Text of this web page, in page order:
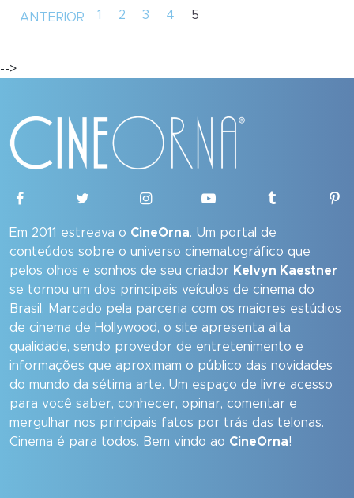
ANTERIOR 1 2 3 4 5
-->
Em 2011 estreava o CineOrna. Um portal de
conteúdos sobre o universo cinematográfico que
pelos olhos e sonhos de seu criador Kelvyn Kaestner
se tornou um dos principais veículos de cinema do
Brasil. Marcado pela parceria com os maiores estúdios
de cinema de Hollywood, o site apresenta alta
qualidade, sendo provedor de entretenimento e
informações que aproximam o público das novidades
do mundo da sétima arte. Um espaço de livre acesso
para você saber, conhecer, opinar, comentar e
mergulhar nos principais fatos por trás das telonas.
Cinema é para todos. Bem vindo ao CineOrna!